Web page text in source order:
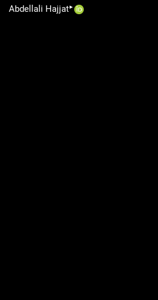
Abdellali Hajjat▸